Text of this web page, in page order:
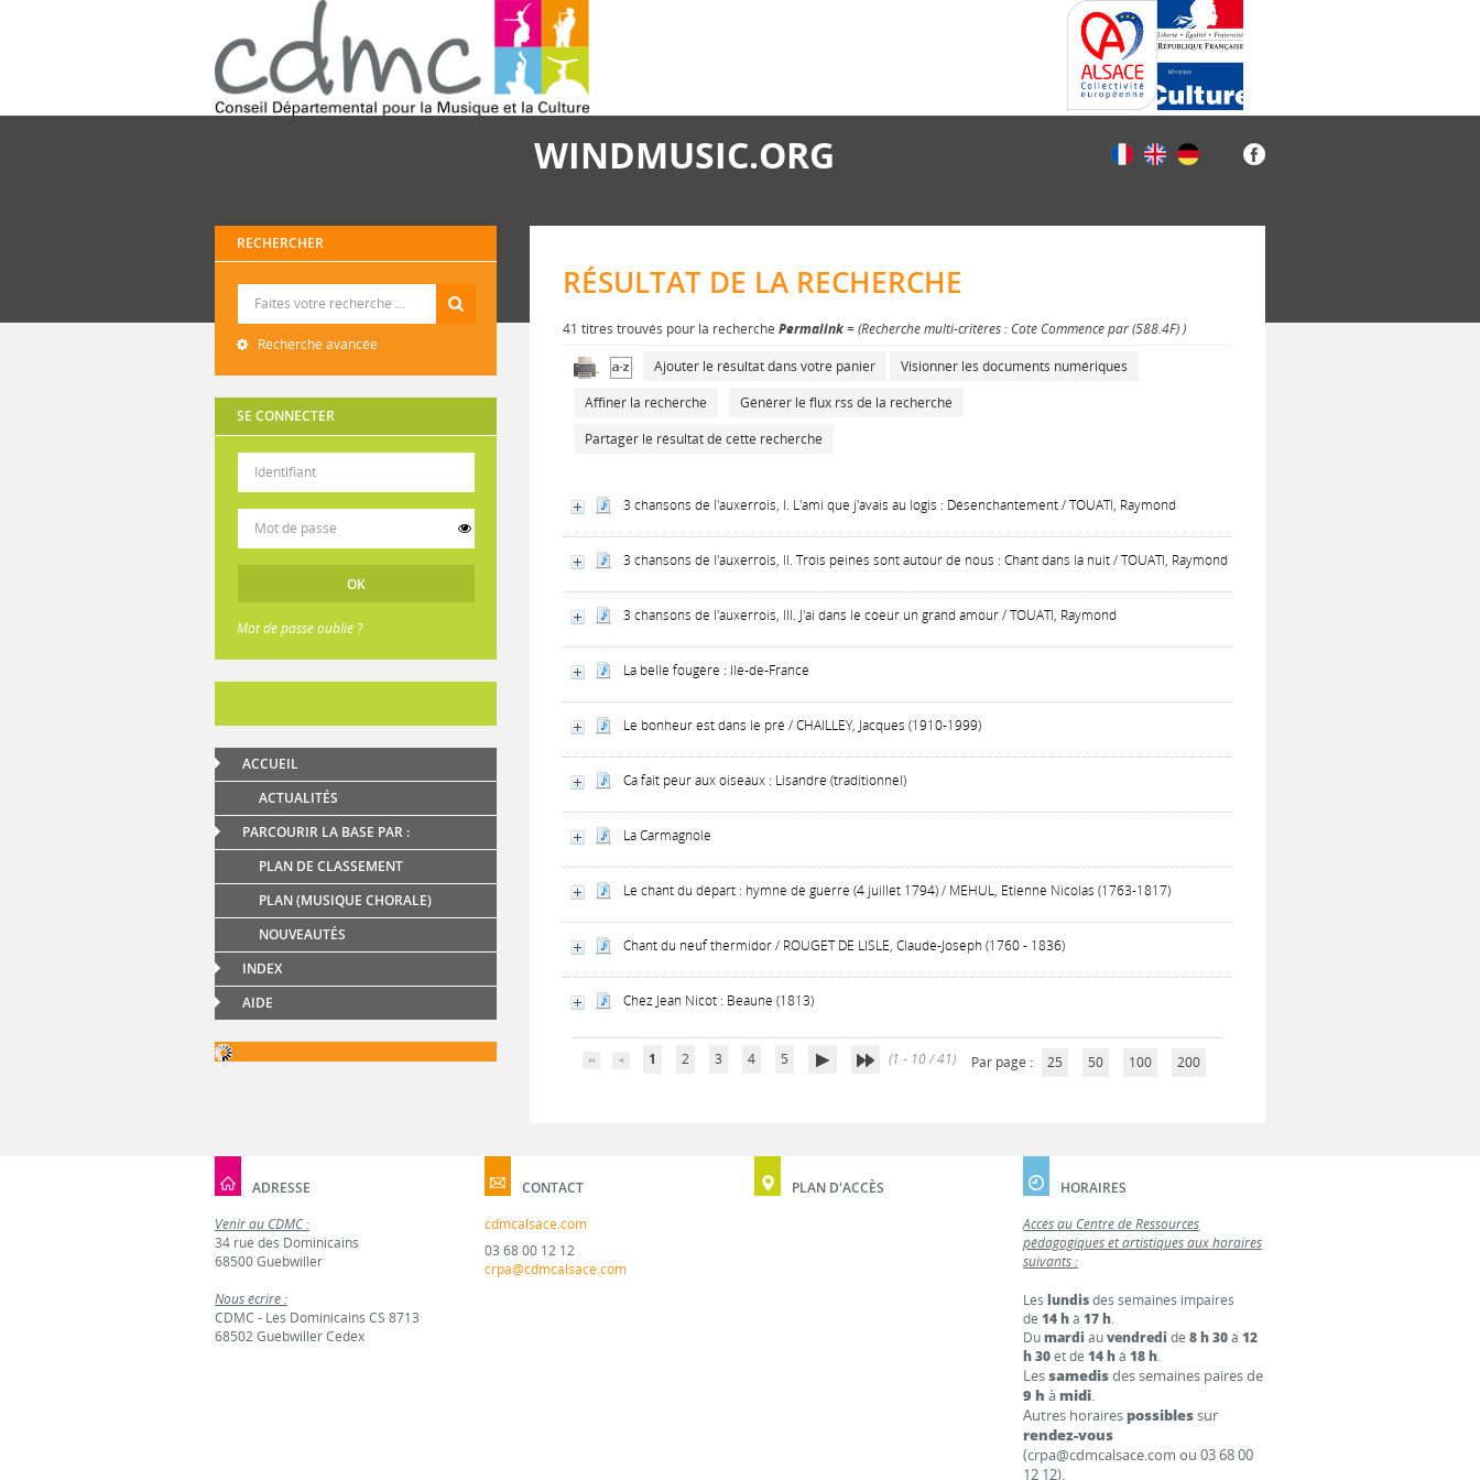
WINDMUSIC.ORG
RECHERCHER
Recherche avancée
SE CONNECTER
Mot de passe oublié ?
ACCUEIL
ACTUALITÉS
PARCOURIR LA BASE PAR :
PLAN DE CLASSEMENT
PLAN (MUSIQUE CHORALE)
NOUVEAUTÉS
INDEX
AIDE
RÉSULTAT DE LA RECHERCHE
41 titres trouvés pour la recherche Permalink= (Recherche multi-critères : Cote Commence par (588.4F) )
Ajouter le résultat dans votre panier
Visionner les documents numériques
Affiner la recherche
Générer le flux rss de la recherche
Partager le résultat de cette recherche
3 chansons de l'auxerrois, I. L'ami que j'avais au logis : Désenchantement / TOUATI, Raymond
3 chansons de l'auxerrois, II. Trois peines sont autour de nous : Chant dans la nuit / TOUATI, Raymond
3 chansons de l'auxerrois, III. J'ai dans le coeur un grand amour / TOUATI, Raymond
La belle fougère : Ile-de-France
Le bonheur est dans le pré / CHAILLEY, Jacques (1910-1999)
Ca fait peur aux oiseaux : Lisandre (traditionnel)
La Carmagnole
Le chant du départ : hymne de guerre (4 juillet 1794) / MEHUL, Etienne Nicolas (1763-1817)
Chant du neuf thermidor / ROUGET DE LISLE, Claude-Joseph (1760 - 1836)
Chez Jean Nicot : Beaune (1813)
1 2 3 4 5 (1 - 10 / 41) Par page : 25 50 100 200
ADRESSE
Venir au CDMC :
34 rue des Dominicains
68500 Guebwiller
Nous écrire :
CDMC - Les Dominicains CS 8713
68502 Guebwiller Cedex
CONTACT
cdmcalsace.com
03 68 00 12 12
crpa@cdmcalsace.com
PLAN D'ACCÈS
HORAIRES
Accès au Centre de Ressources
pédagogiques et artistiques aux horaires
suivants :
Leslundisdes semaines impaires
de14 hà17 h.
Dumardi auvendredi de8 h 30à12
h 30et de14 hà18 h.
Lessamedisdes semaines paires de
9 h à midi.
Autres horaires possiblessur
rendez-vous
(crpa@cdmcalsace.com ou 03 68 00
12 12).